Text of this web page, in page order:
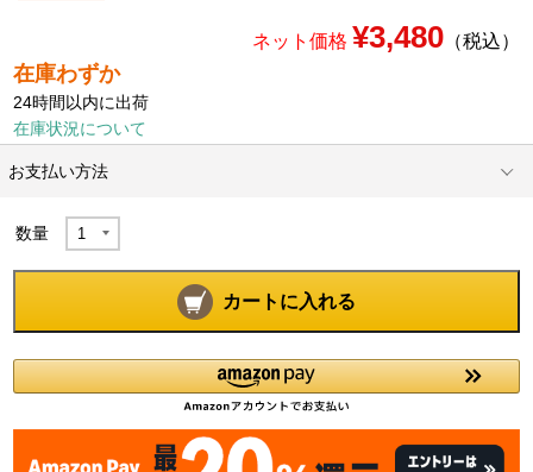
ネット価格 ¥3,480（税込）
在庫わずか
24時間以内に出荷
在庫状況について
お支払い方法
数量
カートに入れる